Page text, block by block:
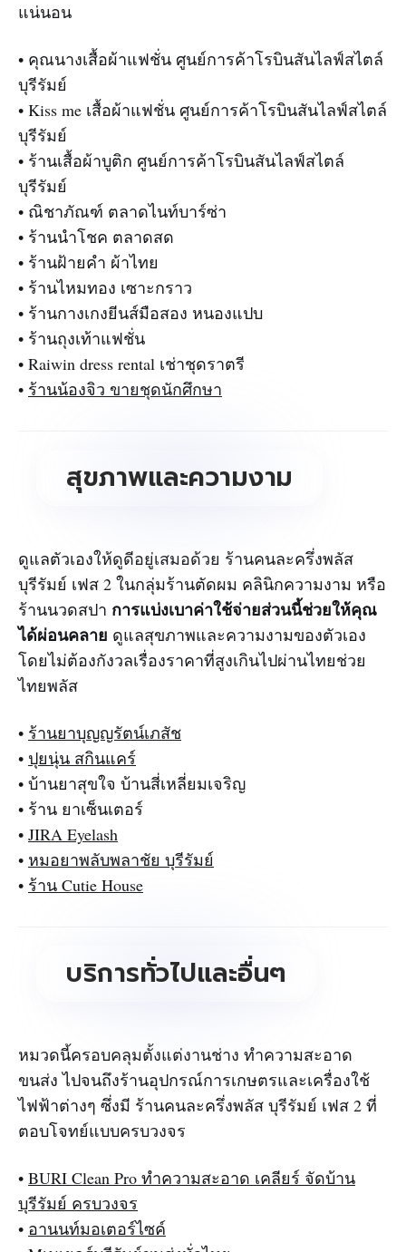
แน่นอน
• คุณนางเสื้อผ้าแฟชั่น ศูนย์การค้าโรบินสันไลฟ์สไตล์
บุรีรัมย์
• Kiss me เสื้อผ้าแฟชั่น ศูนย์การค้าโรบินสันไลฟ์สไตล์
บุรีรัมย์
• ร้านเสื้อผ้าบูติก ศูนย์การค้าโรบินสันไลฟ์สไตล์
บุรีรัมย์
• ณิชาภัณฑ์ ตลาดไนท์บาร์ซ่า
• ร้านนำโชค ตลาดสด
• ร้านฝ้ายคำ ผ้าไทย
• ร้านไหมทอง เซาะกราว
• ร้านกางเกงยีนส์มือสอง หนองแปบ
• ร้านถุงเท้าแฟชั่น
• Raiwin dress rental เช่าชุดราตรี
• ร้านน้องจิว ขายชุดนักศึกษา
สุขภาพและความงาม
ดูแลตัวเองให้ดูดีอยู่เสมอด้วย ร้านคนละครึ่งพลัส
บุรีรัมย์ เฟส 2 ในกลุ่มร้านตัดผม คลินิกความงาม หรือ
ร้านนวดสปา การแบ่งเบาค่าใช้จ่ายส่วนนี้ช่วยให้คุณ
ได้ผ่อนคลาย ดูแลสุขภาพและความงามของตัวเอง
โดยไม่ต้องกังวลเรื่องราคาที่สูงเกินไปผ่านไทยช่วย
ไทยพลัส
• ร้านยาบุญญรัตน์เภสัช
• ปุยนุ่น สกินแคร์
• บ้านยาสุขใจ บ้านสี่เหลี่ยมเจริญ
• ร้าน ยาเซ็นเตอร์
• JIRA Eyelash
• หมอยาพลับพลาชัย บุรีรัมย์
• ร้าน Cutie House
บริการทั่วไปและอื่นๆ
หมวดนี้ครอบคลุมตั้งแต่งานช่าง ทำความสะอาด
ขนส่ง ไปจนถึงร้านอุปกรณ์การเกษตรและเครื่องใช้
ไฟฟ้าต่างๆ ซึ่งมี ร้านคนละครึ่งพลัส บุรีรัมย์ เฟส 2 ที่
ตอบโจทย์แบบครบวงจร
• BURI Clean Pro ทำความสะอาด เคลียร์ จัดบ้าน
บุรีรัมย์ ครบวงจร
• อานนท์มอเตอร์ไซค์